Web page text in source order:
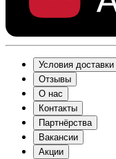
Условия доставки
Отзывы
О нас
Контакты
Партнёрства
Вакансии
Акции